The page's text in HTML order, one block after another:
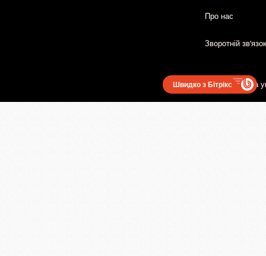
Про нас
Зворотній зв'язок
Користувацька
Швидко з Бітрікс